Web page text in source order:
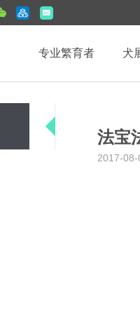
专业繁育者 犬
法宝
2017-